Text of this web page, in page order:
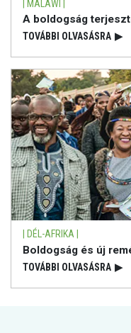
| MALAWI |
A boldogság
TOVÁBBI OLVASÁSRA ▶
| DÉL-AFRIKA |
Boldogság és új
TOVÁBBI OLVASÁSRA ▶